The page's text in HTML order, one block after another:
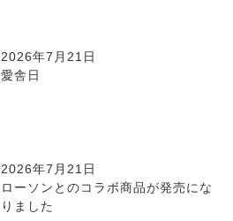
2026年7月21日
愛舎日
2026年7月21日
ローソンとのコラボ商品が発売にな
りました